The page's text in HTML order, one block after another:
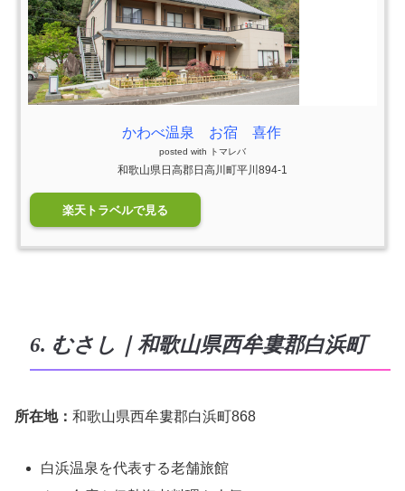
かわべ温泉 お宿 喜作
posted with トマレバ
和歌山県日高郡日高川町平川894-1
楽天トラベルで見る
6. むさし｜和歌山県西牟婁郡白浜町
所在地： 和歌山県西牟婁郡白浜町868
白浜温泉を代表する老舗旅館